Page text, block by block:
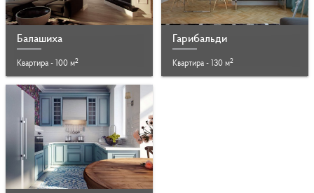
Балашиха
Квартира - 100 м2
Гарибальди
Квартира - 130 м2